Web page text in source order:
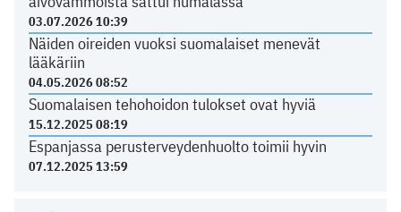
03.07.2026 10:39
Näiden oireiden vuoksi suomalaiset menevät
lääkäriin
04.05.2026 08:52
Suomalaisen tehohoidon tulokset ovat hyviä
15.12.2025 08:19
Espanjassa perusterveydenhuolto toimii hyvin
07.12.2025 13:59